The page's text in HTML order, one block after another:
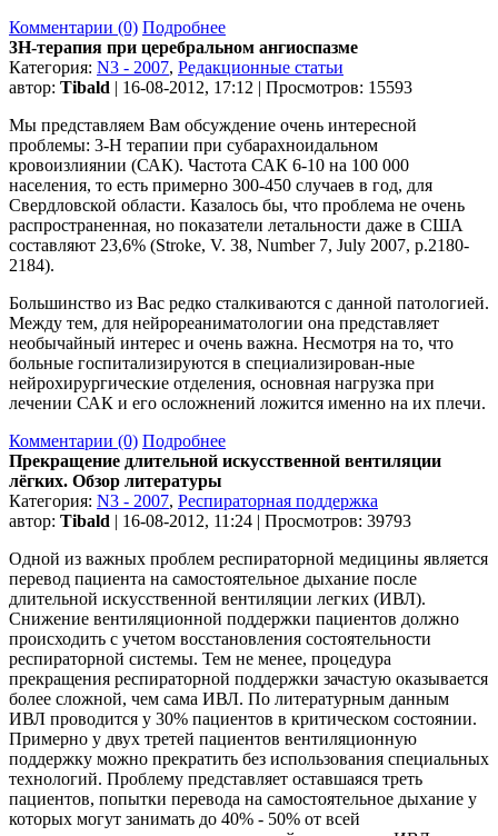
Комментарии (0) Подробнее
3H-терапия при церебральном ангиоспазме
Категория: N3 - 2007, Редакционные статьи
автор: Tibald | 16-08-2012, 17:12 | Просмотров: 15593
Мы представляем Вам обсуждение очень интересной
проблемы: 3-Н терапии при субарахноидальном
кровоизлиянии (САК). Частота САК 6-10 на 100 000
населения, то есть примерно 300-450 случаев в год, для
Свердловской области. Казалось бы, что проблема не очень
распространенная, но показатели летальности даже в США
составляют 23,6% (Stroke, V. 38, Number 7, July 2007, p.2180-
2184).
Большинство из Вас редко сталкиваются с данной патологией.
Между тем, для нейрореаниматологии она представляет
необычайный интерес и очень важна. Несмотря на то, что
больные госпитализируются в специализирован-ные
нейрохирургические отделения, основная нагрузка при
лечении САК и его осложнений ложится именно на их плечи.
Комментарии (0) Подробнее
Прекращение длительной искусственной вентиляции
лёгких. Обзор литературы
Категория: N3 - 2007, Респираторная поддержка
автор: Tibald | 16-08-2012, 11:24 | Просмотров: 39793
Одной из важных проблем респираторной медицины является
перевод пациента на самостоятельное дыхание после
длительной искусственной вентиляции легких (ИВЛ).
Снижение вентиляционной поддержки пациентов должно
происходить с учетом восстановления состоятельности
респираторной системы. Тем не менее, процедура
прекращения респираторной поддержки зачастую оказывается
более сложной, чем сама ИВЛ. По литературным данным
ИВЛ проводится у 30% пациентов в критическом состоянии.
Примерно у двух третей пациентов вентиляционную
поддержку можно прекратить без использования специальных
технологий. Проблему представляет оставшаяся треть
пациентов, попытки перевода на самостоятельное дыхание у
которых могут занимать до 40% - 50% от всей